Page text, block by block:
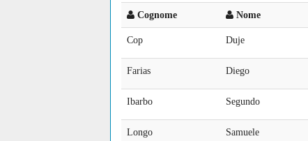
Cognome Nome
Cop Duje
Farias Diego
Ibarbo Segundo
Longo Samuele